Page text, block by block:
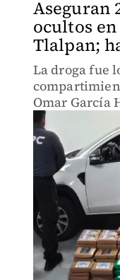
Aseguran
ocultos
Tlalpan;
La droga fue
Omar García